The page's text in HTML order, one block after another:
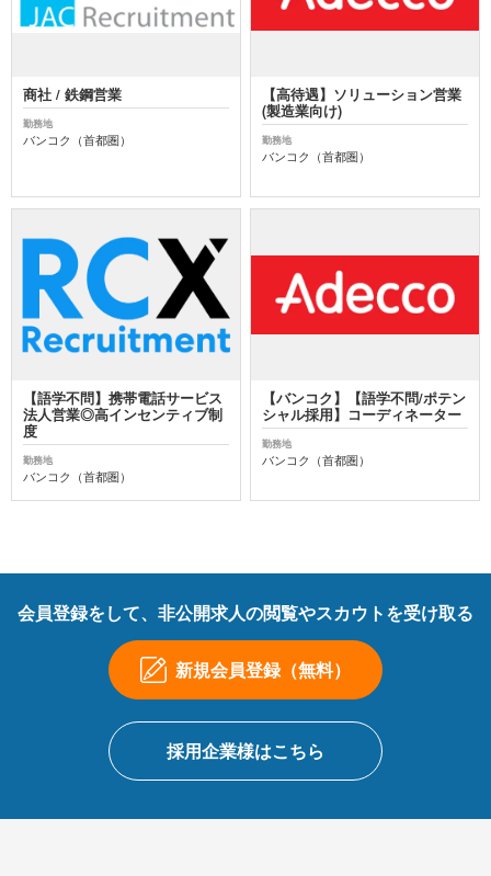
商社 / 鉄鋼営業
勤務地
バンコク（首都圏）
【高待遇】ソリューション営業
(製造業向け)
勤務地
バンコク（首都圏）
【語学不問】携帯電話サービス
法人営業◎高インセンティブ制
度
勤務地
バンコク（首都圏）
【バンコク】【語学不問/ポテン
シャル採用】コーディネーター
勤務地
バンコク（首都圏）
会員登録をして、非公開求人の閲覧やスカウトを受け取る
新規会員登録（無料）
採用企業様はこちら